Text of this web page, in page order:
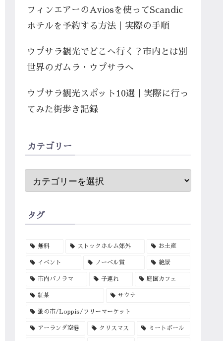
フィンエアーのAviosを使ってScandic
ホテルを予約する方法｜実際の手順
ウプサラ観光でどこへ行く？市内とは別
世界のガムラ・ウプサラへ
ウプサラ観光スポット10選｜実際に行っ
てみた街歩き記録
カテゴリー
タグ
無料 ストックホルム郊外 お土産
イベント ノーベル賞 絶景
市内パノラマ 子連れ 庭園カフェ
紅茶 サウナ
蚤の市/Loppis/フリーマーケット
アーランダ空港 クリスマス ミートボール